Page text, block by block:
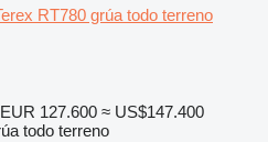
RT780 grúa todo terreno
127.600 ≈ US$147.400
todo terreno